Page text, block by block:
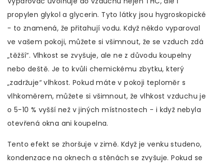
propylen glykol a glycerin. Tyto látky jsou hygroskopické
- to znamená, že přitahují vodu. Když někdo vyparoval
ve vašem pokoji, můžete si všimnout, že se vzduch zdá
„těžší“. Vlhkost se zvyšuje, ale ne z důvodu koupelny
nebo deště. Je to kvůli chemickému zbytku, který
„zadržuje“ vlhkost. Pokud máte v pokoji teploměr s
vlhkoměrem, můžete si všimnout, že vlhkost vzduchu je
o 5-10 % vyšší než v jiných místnostech - i když nebyla
otevřená okna ani koupelna.
Tento efekt se zhoršuje v zimě. Když je venku studeno,
kondenzace na oknech a stěnách se zvyšuje. Pokud se